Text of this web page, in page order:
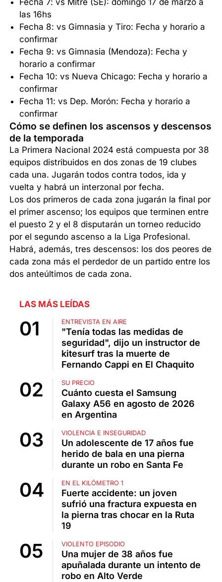
Fecha 7: vs Mitre (SE): domingo 17 de marzo a
las 16hs
Fecha 8: vs Gimnasia y Tiro: Fecha y horario a
confirmar
Fecha 9: vs Gimnasia (Mendoza): Fecha y
horario a confirmar
Fecha 10: vs Nueva Chicago: Fecha y horario a
confirmar
Fecha 11: vs Dep. Morón: Fecha y horario a
confirmar
Cómo se definen los ascensos y descensos
de la temporada
La Primera Nacional 2024 está compuesta por 38
equipos distribuidos en dos zonas de 19 clubes
cada una. Jugarán todos contra todos, ida y
vuelta y habrá un interzonal por fecha.
Los dos primeros de cada zona jugarán la final por
el primer ascenso; los equipos que terminen entre
el puesto 2 y el 8 disputarán un torneo reducido
por el segundo ascenso a la Liga Profesional.
Habrá, además, tres descensos: los dos peores de
cada zona más el perdedor de un partido entre los
dos anteúltimos de cada zona.
LAS MÁS LEÍDAS
ENTREVISTA EN AIRE
"Tenía todas las medidas de
seguridad", dijo un instructor de
kitesurf tras la muerte de
Fernando Cappi en El Chaquito
SU PRECIO
Cuánto cuesta el Samsung
Galaxy A56 en agosto de 2026
en Argentina
VIOLENCIA E INSEGURIDAD
Un adolescente de 17 años fue
herido de bala en una pierna
durante un robo en Santa Fe
EN EL KILÓMETRO 1
Fuerte accidente: un joven
sufrió una fractura expuesta en
la pierna tras chocar en la Ruta
19
VIOLENTO EPISODIO
Una mujer de 38 años fue
apuñalada durante un intento de
robo en Alto Verde